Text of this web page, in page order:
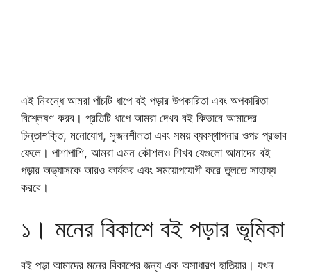
এই নিবন্ধে আমরা পাঁচটি ধাপে বই পড়ার উপকারিতা এবং অপকারিতা
বিশ্লেষণ করব। প্রতিটি ধাপে আমরা দেখব বই কিভাবে আমাদের
চিন্তাশক্তি, মনোযোগ, সৃজনশীলতা এবং সময় ব্যবস্থাপনার ওপর প্রভাব
ফেলে। পাশাপাশি, আমরা এমন কৌশলও শিখব যেগুলো আমাদের বই
পড়ার অভ্যাসকে আরও কার্যকর এবং সময়োপযোগী করে তুলতে সাহায্য
করবে।
১। মনের বিকাশে বই পড়ার ভূমিকা
বই পড়া আমাদের মনের বিকাশের জন্য এক অসাধারণ হাতিয়ার। যখন